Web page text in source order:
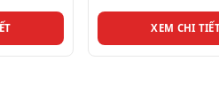
XEM CHI TIẾT